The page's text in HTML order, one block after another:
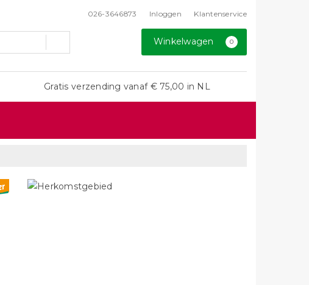
026-3646873 Inloggen Klantenservice
Winkelwagen 0
Gratis verzending vanaf € 75,00 in NL